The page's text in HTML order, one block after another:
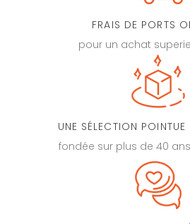
FRAIS DE PORTS
pour un achat
UNE SÉLECTION
fondée sur plus de 40